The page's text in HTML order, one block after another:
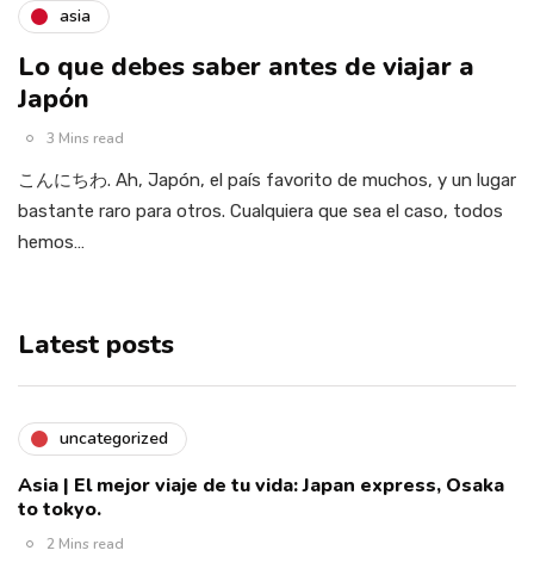
asia
Lo que debes saber antes de viajar a
Japón
3 Mins read
こんにちわ. Ah, Japón, el país favorito de muchos, y un lugar
bastante raro para otros. Cualquiera que sea el caso, todos
hemos…
Latest posts
uncategorized
Asia | El mejor viaje de tu vida: Japan express, Osaka
to tokyo.
2 Mins read